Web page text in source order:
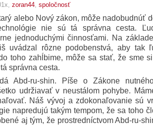
zoran44 spoločnosť
alebo Nový zákon, môže nadobudnúť
nie sú tá správna cesta.
jednoduchými činnosťami. Na
uvádzal rôzne podobenstvá, aby tak
toho zahĺbime, môže sa stať, že sme
správna cesta.
Abd-ru-shin. Píše o Zákone
udržiavať v neustálom pohybe.
Náš vývoj a zdokonaľovanie sú
napredujú takým tempom, že sa toho
aj tým, že prostredníctvom Abd-ru-